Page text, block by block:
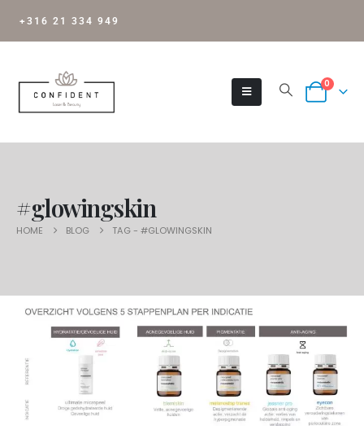
+316 21 334 949
0
#glowingskin
HOME BLOG TAG - #GLOWINGSKIN